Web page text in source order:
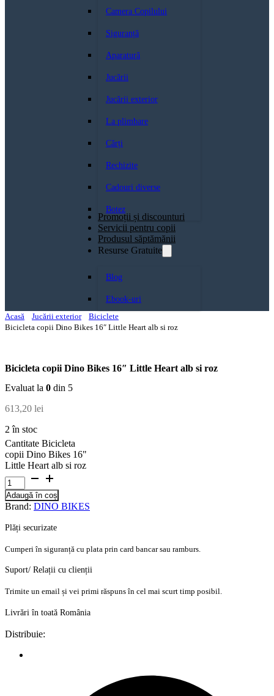
Camera Copilului
Siguranță
Aparatură
Jucării
Jucării exterior
La plimbare
Cărți
Rechizite
Cadouri diverse
Botez
Promoții și discounturi
Servicii pentru copii
Produsul săptămănii
Resurse Gratuite
Blog
Ebook-uri
Acasă
Jucării exterior
Biciclete
Bicicleta copii Dino Bikes 16″ Little Heart alb si roz
Bicicleta copii Dino Bikes 16″ Little Heart alb si roz
Evaluat la 0 din 5
613,20 lei
2 în stoc
Cantitate Bicicleta
copii Dino Bikes 16"
Little Heart alb si roz
Adaugă în coș
Brand: DINO BIKES
Plăți securizate
Cumperi în siguranță cu plata prin card bancar sau ramburs.
Suport/ Relații cu clienții
Trimite un email și vei primi răspuns în cel mai scurt timp posibil.
Livrări în toată România
Distribuie: